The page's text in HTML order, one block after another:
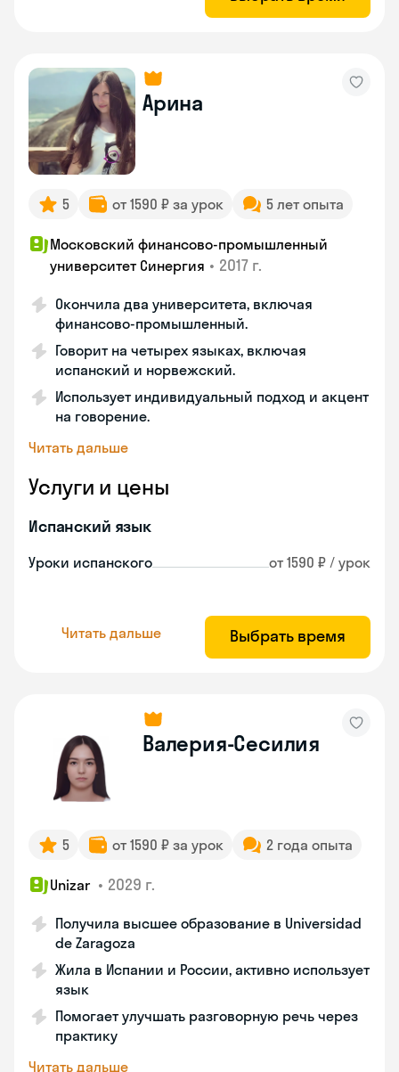
Арина
5 от 1590 ₽ за урок 5 лет опыта
Московский финансово-промышленный
университет Синергия • 2017 г.
Окончила два университета, включая
финансово-промышленный.
Говорит на четырех языках, включая
испанский и норвежский.
Использует индивидуальный подход и акцент
на говорение.
Читать дальше
Услуги и цены
Испанский язык
Уроки испанского от 1590 ₽ / урок
Читать дальше Выбрать время
Валерия-Сесилия
5 от 1590 ₽ за урок 2 года опыта
Unizar • 2029 г.
Получила высшее образование в Universidad
de Zaragoza
Жила в Испании и России, активно использует
язык
Помогает улучшать разговорную речь через
практику
Читать дальше